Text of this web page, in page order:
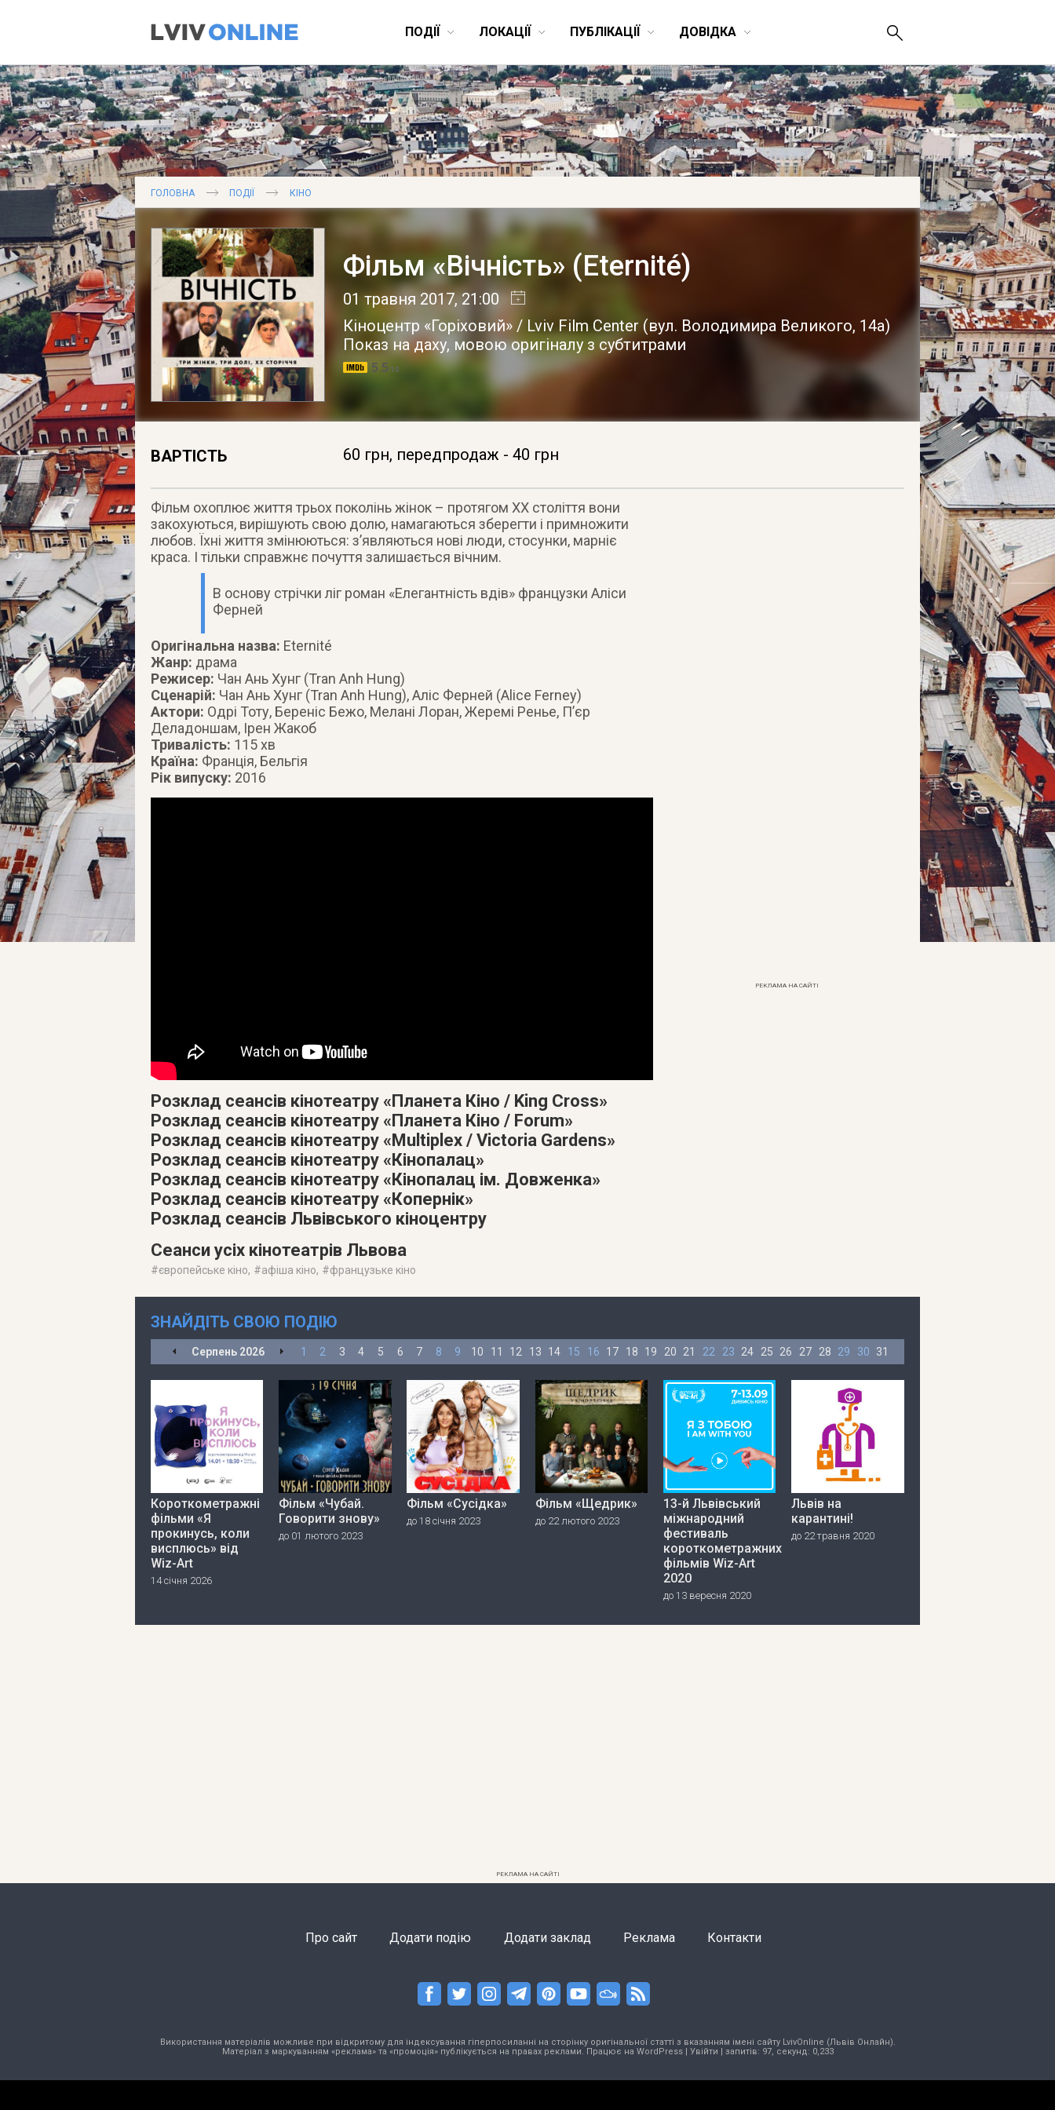
ПОДІЇ ЛОКАЦІЇ ПУБЛІКАЦІЇ ДОВІДКА
ГОЛОВНА ПОДІЇ КІНО
Фільм «Вічність» (Eternité)
01 травня 2017, 21:00
Кіноцентр «Горіховий» / Lviv Film Center (вул. Володимира Великого, 14а)
Показ на даху, мовою оригіналу з субтитрами
5.5/10
ВАРТІСТЬ 60 грн, передпродаж - 40 грн
Фільм охоплює життя трьох поколінь жінок – протягом ХХ століття вони
закохуються, вирішують свою долю, намагаються зберегти і примножити
любов. Їхні життя змінюються: з’являються нові люди, стосунки, марніє
краса. І тільки справжнє почуття залишається вічним.
В основу стрічки ліг роман «Елегантність вдів» французки Аліси
Ферней
Оригінальна назва: Eternité
Жанр: драма
Режисер: Чан Ань Хунг (Tran Anh Hung)
Сценарій: Чан Ань Хунг (Tran Anh Hung), Аліс Ферней (Alice Ferney)
Актори: Одрі Тоту, Береніс Бежо, Мелані Лоран, Жеремі Ренье, П’єр
Деладоншам, Ірен Жакоб
Тривалість: 115 хв
Країна: Франція, Бельгія
Рік випуску: 2016
Розклад сеансів кінотеатру «Планета Кіно / King Cross»
Розклад сеансів кінотеатру «Планета Кіно / Forum»
Розклад сеансів кінотеатру «Multiplex / Victoria Gardens»
Розклад сеансів кінотеатру «Кінопалац»
Розклад сеансів кінотеатру «Кінопалац ім. Довженка»
Розклад сеансів кінотеатру «Копернік»
Розклад сеансів Львівського кіноцентру
Сеанси усіх кінотеатрів Львова
#європейське кіно, #афіша кіно, #французьке кіно
РЕКЛАМА НА САЙТІ
ЗНАЙДІТЬ СВОЮ ПОДІЮ
Серпень 2026 1 2 3 4 5 6 7 8 9 10 11 12 13 14 15 16 17 18 19 20 21 22 23 24 25 26 27 28 29 30 31
Короткометражні
фільми «Я
прокинусь, коли
висплюсь» від
Wiz-Art
14 січня 2026
Фільм «Чубай.
Говорити знову»
до 01 лютого 2023
Фільм «Сусідка»
до 18 січня 2023
Фільм «Щедрик»
до 22 лютого 2023
13-й Львівський
міжнародний
фестиваль
короткометражних
фільмів Wiz-Art
2020
до 13 вересня 2020
Львів на
карантині!
до 22 травня 2020
РЕКЛАМА НА САЙТІ
Про сайт Додати подію Додати заклад Реклама Контакти
Використання матеріалів можливе при відкритому для індексування гіперпосиланні на сторінку оригінальної статті з вказанням імені сайту LvivOnline (Львів Онлайн).
Матеріал з маркуванням «реклама» та «промоція» публікується на правах реклами. Працює на WordPress| Увійти | запитів: 97, секунд: 0,233